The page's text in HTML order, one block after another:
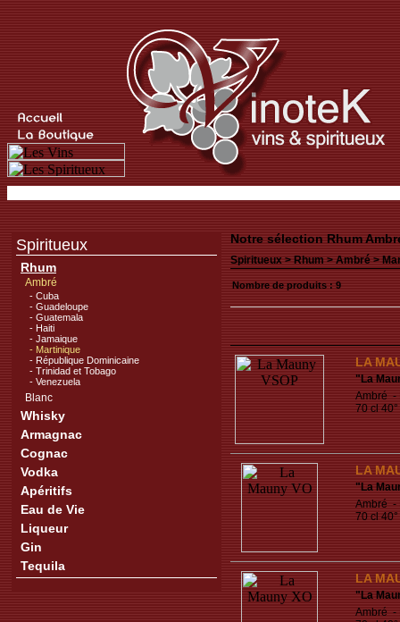
Spiritueux
Rhum
Ambré
- Cuba
- Guadeloupe
- Guatemala
- Haiti
- Jamaique
- Martinique
- République Dominicaine
- Trinidad et Tobago
- Venezuela
Blanc
Whisky
Armagnac
Cognac
Vodka
Apéritifs
Eau de Vie
Liqueur
Gin
Tequila
Notre sélection Rhum
Spiritueux > Rhum > Ambré >
Nombre de produits : 9
LA
" La
Ambré -
70 cl 40°
LA
" La
Ambré -
70 cl 40°
LA
" La
Ambré -